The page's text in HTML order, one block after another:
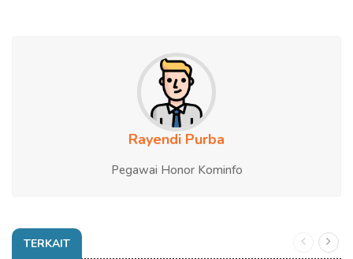
Rayendi Purba
Pegawai Honor Kominfo
TERKAIT